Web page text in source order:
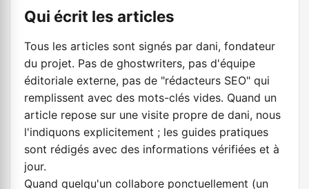
Qui écrit les articles
Tous les articles sont signés par dani, fondateur
du projet. Pas de ghostwriters, pas d'équipe
éditoriale externe, pas de "rédacteurs SEO" qui
remplissent avec des mots-clés vides. Quand un
article repose sur une visite propre de dani, nous
l'indiquons explicitement ; les guides pratiques
sont rédigés avec des informations vérifiées et à
jour.
Quand quelqu'un collabore ponctuellement (un